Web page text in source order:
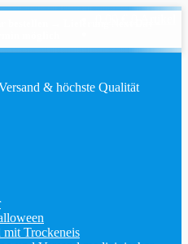
& höchste Qualität
mit Trockeneis